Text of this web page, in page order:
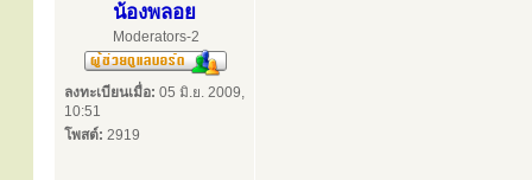
น้องพลอย
Moderators-2
ลงทะเบียนเมื่อ: 05 มิ.ย. 2009,
10:51
โพสต์: 2919